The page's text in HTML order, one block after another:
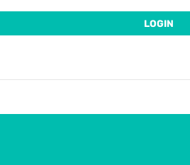
LOGIN